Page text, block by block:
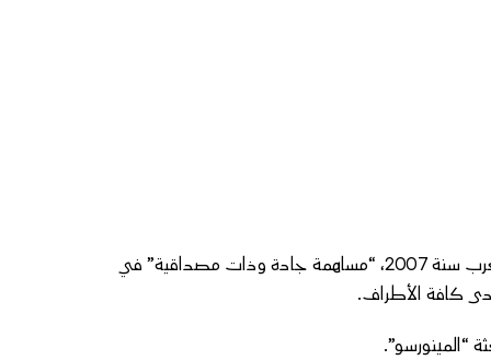
أكدت النمسا أنها تعتبر مخطط الحكم الذاتي للصحراء، الذي قدمه المغرب سنة 2007، “مساهمة جادة وذات مصداقية” في
لدى كافة الأطراف.
“المينورسو”.